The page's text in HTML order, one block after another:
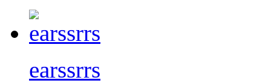
earssrrs